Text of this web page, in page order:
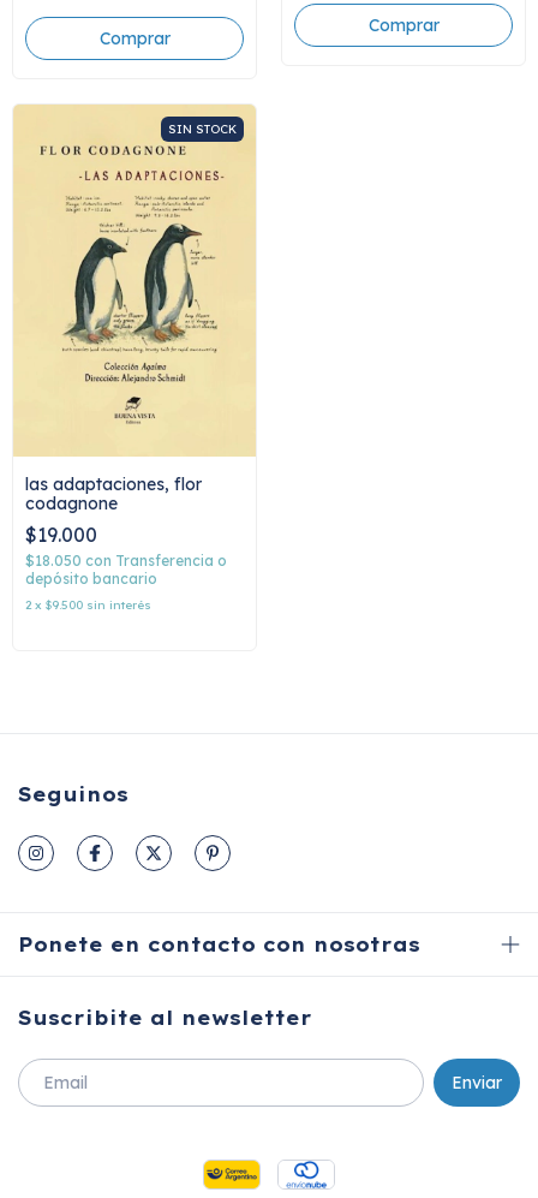
SIN STOCK
las adaptaciones, flor
codagnone
$19.000
$18.050 con Transferencia o
depósito bancario
2 x $9.500 sin interés
Seguinos
Ponete en contacto con nosotras
Suscribite al newsletter